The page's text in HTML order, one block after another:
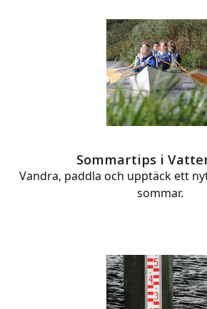
Sommartips i
Vandra, paddla och upptäck ett
sommar.